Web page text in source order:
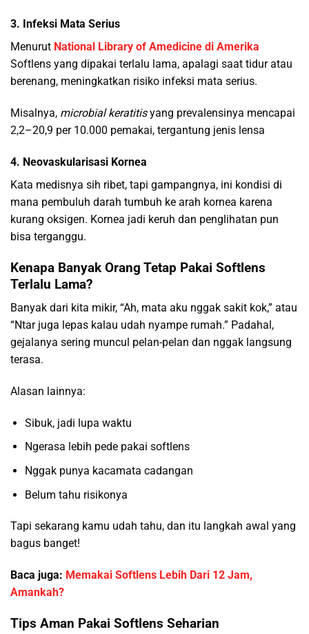
3. Infeksi Mata Serius
Menurut National Library of Amedicine di Amerika
Softlens yang dipakai terlalu lama, apalagi saat tidur atau
berenang, meningkatkan risiko infeksi mata serius.
Misalnya, microbial keratitisyang prevalensinya mencapai
2,2–20,9 per 10.000 pemakai, tergantung jenis lensa
4. Neovaskularisasi Kornea
Kata medisnya sih ribet, tapi gampangnya, ini kondisi di
mana pembuluh darah tumbuh ke arah kornea karena
kurang oksigen. Kornea jadi keruh dan penglihatan pun
bisa terganggu.
Kenapa Banyak Orang Tetap Pakai Softlens
Terlalu Lama?
Banyak dari kita mikir, “Ah, mata aku nggak sakit kok,” atau
“Ntar juga lepas kalau udah nyampe rumah.” Padahal,
gejalanya sering muncul pelan-pelan dan nggak langsung
terasa.
Alasan lainnya:
Sibuk, jadi lupa waktu
Ngerasa lebih pede pakai softlens
Nggak punya kacamata cadangan
Belum tahu risikonya
Tapi sekarang kamu udah tahu, dan itu langkah awal yang
bagus banget!
Baca juga: Memakai Softlens Lebih Dari 12 Jam,
Amankah?
Tips Aman Pakai Softlens Seharian